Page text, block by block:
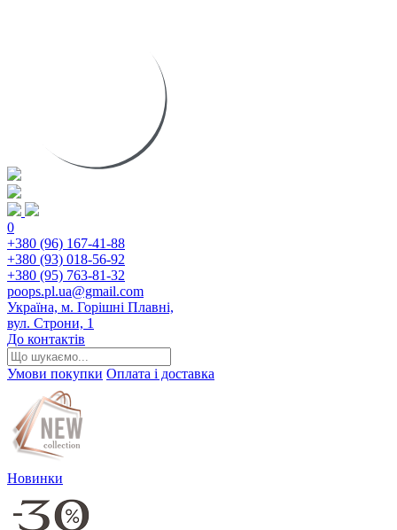
0
+380 (96) 167-41-88
+380 (93) 018-56-92
+380 (95) 763-81-32
poops.pl.ua@gmail.com
Україна, м. Горішні Плавні,
вул. Строни, 1
До контактів
Умови покупки Оплата і доставка
Новинки